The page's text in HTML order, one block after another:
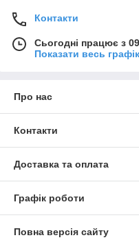
Контакти
Сьогодні працює з
Показати весь
Про нас
Контакти
Доставка та оплата
Графік роботи
Повна версія сайту